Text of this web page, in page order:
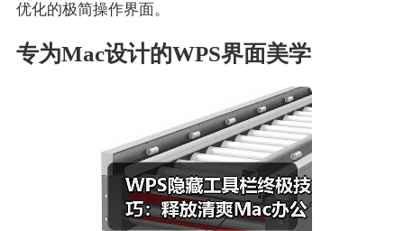
优化的极简操作界面。
专为Mac设计的WPS界面美学